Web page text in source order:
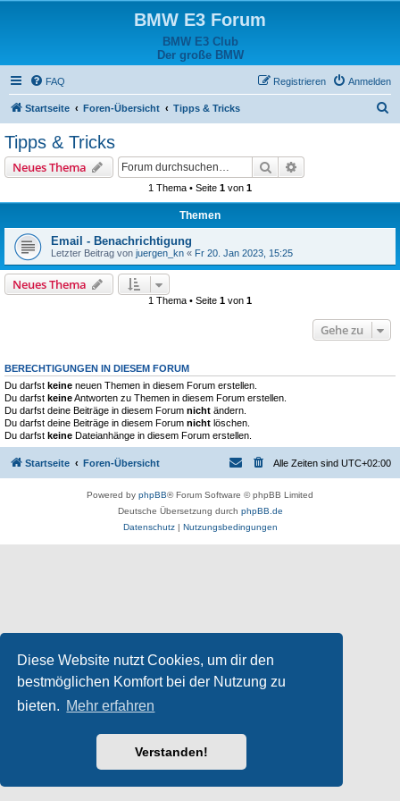
Diese Website nutzt Cookies, um dir den
bestmöglichen Komfort bei der Nutzung zu
bieten. Mehr erfahren
Verstanden!
BMW E3 Forum
BMW E3 Club
Der große BMW
FAQ Anmelden
Registrieren
Startseite Foren-Übersicht Tipps & Tricks
Tipps & Tricks
Neues Thema Suche
1 Thema • Seite 1 von 1
Themen
Email - Benachrichtigung
Letzter Beitrag von juergen_kn « Fr 20. Jan 2023, 15:25
Neues Thema
1 Thema • Seite 1 von 1
Gehe zu
BERECHTIGUNGEN IN DIESEM FORUM
Du darfst keine neuen Themen in diesem Forum erstellen.
Du darfst keineAntworten zu Themen in diesem Forum erstellen.
Du darfst deine Beiträge in diesem Forum nicht ändern.
Du darfst deine Beiträge in diesem Forum nicht löschen.
Du darfst keine Dateianhänge in diesem Forum erstellen.
Startseite Foren-Übersicht Alle Zeiten sind UTC+02:00
Powered by phpBB® Forum Software © phpBB Limited
Deutsche Übersetzung durch phpBB.de
Datenschutz| Nutzungsbedingungen